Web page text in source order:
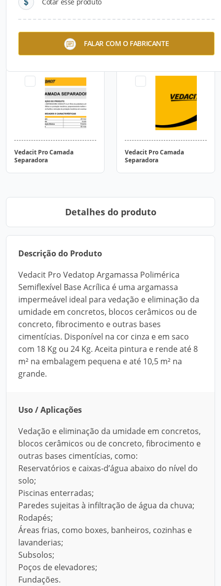
FALAR COM O FABRICANTE
Vedacit Pro Desmoldante
Separadora
Vedacit Pro Camada
Separadora
Vedacit Pro Camada
Separadora
Detalhes do produto
Descrição do Produto
Vedacit Pro Vedatop Argamassa Polimérica
Semiflexível Base Acrílica é uma argamassa
impermeável ideal para vedação e eliminação da
umidade em concretos, blocos cerâmicos ou de
concreto, fibrocimento e outras bases
cimentícias. Disponível na cor cinza e em saco
com 18 Kg ou 24 Kg. Aceita pintura e rende até 8
m² na embalagem pequena e até 10,5 m² na
grande.
Uso / Aplicações
Vedação e eliminação da umidade em concretos,
blocos cerâmicos ou de concreto, fibrocimento e
outras bases cimentícias, como:
Reservatórios e caixas-d’água abaixo do nível do
solo;
Piscinas enterradas;
Paredes sujeitas à infiltração de água da chuva;
Rodapés;
Áreas frias, como boxes, banheiros, cozinhas e
lavanderias;
Subsolos;
Poços de elevadores;
Fundações.